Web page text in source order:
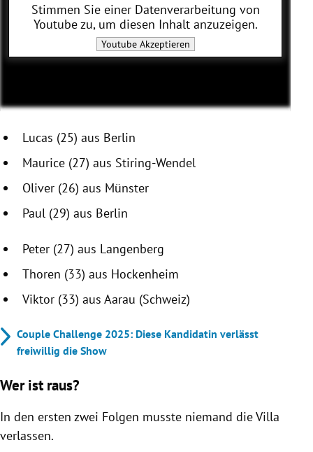
Stimmen Sie einer Datenverarbeitung von
Youtubezu, um diesen Inhalt anzuzeigen.
YoutubeAkzeptieren
Lucas (25) aus Berlin
Maurice (27) aus Stiring-Wendel
Oliver (26) aus Münster
Paul (29) aus Berlin
Peter (27) aus Langenberg
Thoren (33) aus Hockenheim
Viktor (33) aus Aarau (Schweiz)
Couple Challenge 2025: Diese Kandidatin verlässt
freiwillig die Show
Wer ist raus?
In den ersten zwei Folgen musste niemand die Villa
verlassen.